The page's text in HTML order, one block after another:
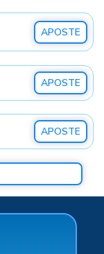
APOSTE
APOSTE
APOSTE